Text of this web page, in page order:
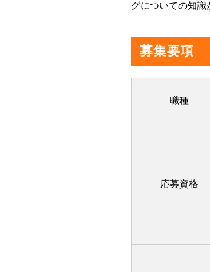
グについての知識
募集要項
職種
応募資格